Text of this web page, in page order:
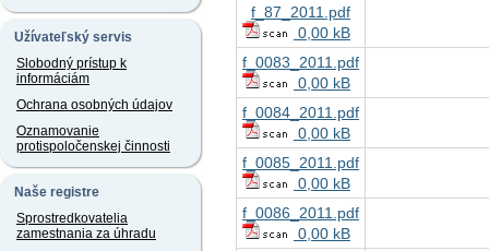
Užívateľský servis
Slobodný prístup k
informáciám
Ochrana osobných údajov
Oznamovanie
protispoločenskej činnosti
Naše registre
Sprostredkovatelia
zamestnania za úhradu
f_87_2011.pdf
0,00 kB
f_0083_2011.pdf
0,00 kB
f_0084_2011.pdf
0,00 kB
f_0085_2011.pdf
0,00 kB
f_0086_2011.pdf
0,00 kB